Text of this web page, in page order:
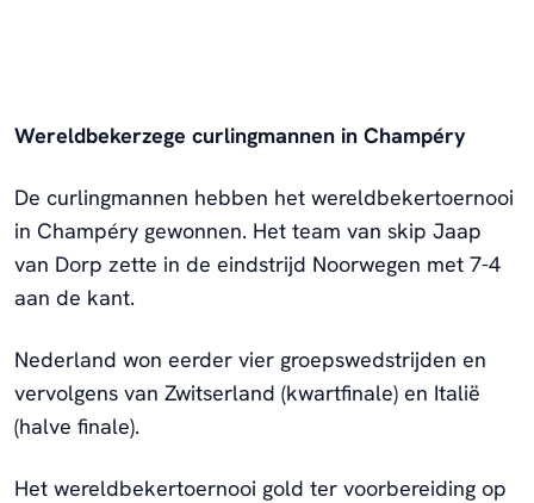
Wereldbekerzege curlingmannen in Champéry
De curlingmannen hebben het wereldbekertoernooi
in Champéry gewonnen. Het team van skip Jaap
van Dorp zette in de eindstrijd Noorwegen met 7-4
aan de kant.
Nederland won eerder vier groepswedstrijden en
vervolgens van Zwitserland (kwartfinale) en Italië
(halve finale).
Het wereldbekertoernooi gold ter voorbereiding op